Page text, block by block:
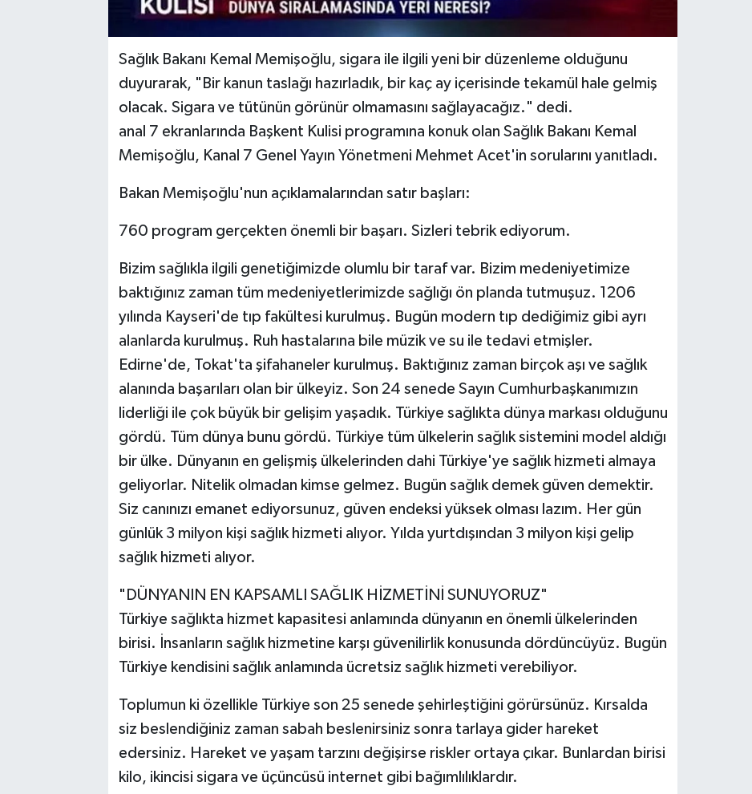
Sağlık Bakanı Kemal Memişoğlu, sigara ile ilgili yeni bir düzenleme olduğunu
duyurarak, "Bir kanun taslağı hazırladık, bir kaç ay içerisinde tekamül hale gelmiş
olacak. Sigara ve tütünün görünür olmamasını sağlayacağız." dedi.
anal 7 ekranlarında Başkent Kulisi programına konuk olan Sağlık Bakanı Kemal
Memişoğlu, Kanal 7 Genel Yayın Yönetmeni Mehmet Acet'in sorularını yanıtladı.
Bakan Memişoğlu'nun açıklamalarından satır başları:
760 program gerçekten önemli bir başarı. Sizleri tebrik ediyorum.
Bizim sağlıkla ilgili genetiğimizde olumlu bir taraf var. Bizim medeniyetimize
baktığınız zaman tüm medeniyetlerimizde sağlığı ön planda tutmuşuz. 1206
yılında Kayseri'de tıp fakültesi kurulmuş. Bugün modern tıp dediğimiz gibi ayrı
alanlarda kurulmuş. Ruh hastalarına bile müzik ve su ile tedavi etmişler.
Edirne'de, Tokat'ta şifahaneler kurulmuş. Baktığınız zaman birçok aşı ve sağlık
alanında başarıları olan bir ülkeyiz. Son 24 senede Sayın Cumhurbaşkanımızın
liderliği ile çok büyük bir gelişim yaşadık. Türkiye sağlıkta dünya markası olduğunu
gördü. Tüm dünya bunu gördü. Türkiye tüm ülkelerin sağlık sistemini model aldığı
bir ülke. Dünyanın en gelişmiş ülkelerinden dahi Türkiye'ye sağlık hizmeti almaya
geliyorlar. Nitelik olmadan kimse gelmez. Bugün sağlık demek güven demektir.
Siz canınızı emanet ediyorsunuz, güven endeksi yüksek olması lazım. Her gün
günlük 3 milyon kişi sağlık hizmeti alıyor. Yılda yurtdışından 3 milyon kişi gelip
sağlık hizmeti alıyor.
"DÜNYANIN EN KAPSAMLI SAĞLIK HİZMETİNİ SUNUYORUZ"
Türkiye sağlıkta hizmet kapasitesi anlamında dünyanın en önemli ülkelerinden
birisi. İnsanların sağlık hizmetine karşı güvenilirlik konusunda dördüncüyüz. Bugün
Türkiye kendisini sağlık anlamında ücretsiz sağlık hizmeti verebiliyor.
Toplumun ki özellikle Türkiye son 25 senede şehirleştiğini görürsünüz. Kırsalda
siz beslendiğiniz zaman sabah beslenirsiniz sonra tarlaya gider hareket
edersiniz. Hareket ve yaşam tarzını değişirse riskler ortaya çıkar. Bunlardan birisi
kilo, ikincisi sigara ve üçüncüsü internet gibi bağımlılıklardır.